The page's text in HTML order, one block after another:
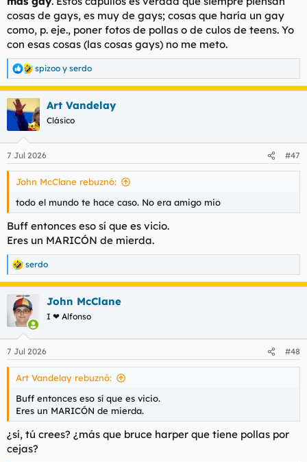
cosas de gays, es muy de gays; cosas que haría un gay
como, p. eje., poner fotos de pollas o de culos de teens. Yo
con esas cosas (las cosas gays) no me meto.
R
e
a
c
c
e
s
spizoo y serdo
Art Vandelay
Clásico
7 Jul 2026 #47
John McClane rebuznó:
todo el mundo te hace caso. No era amigo mio
Buff entonces eso sí que es vicio.
Eres un MARICÓN de mierda.
R
e
a
c
c
e
s
serdo
John McClane
I ❤ Alfonso
7 Jul 2026 #48
Art Vandelay rebuznó:
Buff entonces eso sí que es vicio.
Eres un MARICÓN de mierda.
¿sí, tú crees? ¿más que bruce harper que tiene pollas por
cejas?